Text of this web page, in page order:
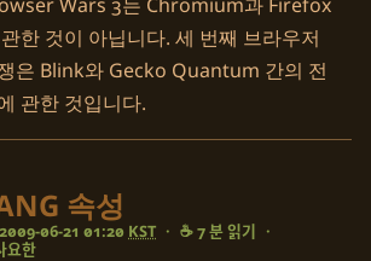
한 것이 아닙니다. 세 번째 브라우저
은 Blink와 Gecko Quantum 간의 전
관한 것입니다.
속성
06-21 01:20 KST · ☕ 7 분 읽기 ·
요한